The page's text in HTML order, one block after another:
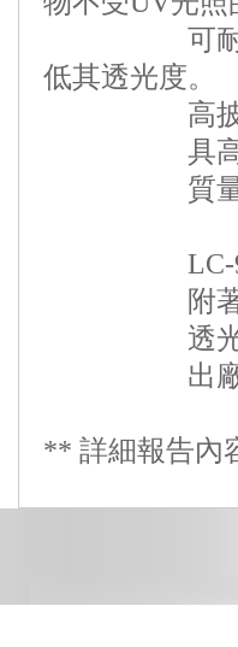
可耐溶劑,
低其透光度。
高披覆性,
具高透明
質量穩定,
LC-9066
附著度
透光度
出廠檢
** 詳細報告內